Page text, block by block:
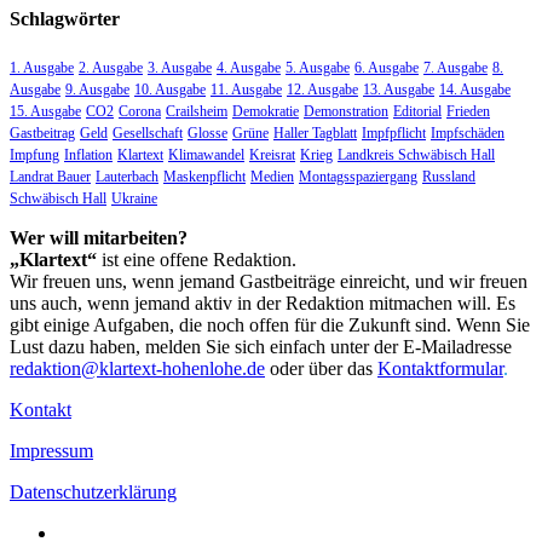
Schlagwörter
1. Ausgabe 2. Ausgabe 3. Ausgabe 4. Ausgabe 5. Ausgabe 6. Ausgabe 7. Ausgabe 8.
Ausgabe 9. Ausgabe 10. Ausgabe 11. Ausgabe 12. Ausgabe 13. Ausgabe 14. Ausgabe
15. Ausgabe CO2 Corona Crailsheim Demokratie Demonstration Editorial Frieden
Gastbeitrag Geld Gesellschaft Glosse Grüne Haller Tagblatt Impfpflicht Impfschäden
Impfung Inflation Klartext Klimawandel Kreisrat Krieg Landkreis Schwäbisch Hall
Landrat Bauer Lauterbach Maskenpflicht Medien Montagsspaziergang Russland
Schwäbisch Hall Ukraine
Wer will mitarbeiten?
„Klartext“ ist eine offene Redaktion.
Wir freuen uns, wenn jemand Gastbeiträge einreicht, und wir freuen
uns auch, wenn jemand aktiv in der Redaktion mitmachen will. Es
gibt einige Aufgaben, die noch offen für die Zukunft sind. Wenn Sie
Lust dazu haben, melden Sie sich einfach unter der E-Mailadresse
redaktion@klartext-hohenlohe.de oder über das Kontaktformular.
Kontakt
Impressum
Datenschutzerklärung